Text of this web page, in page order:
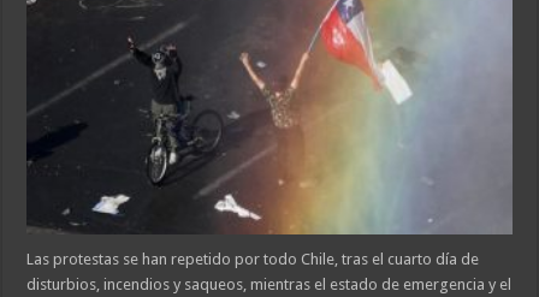
Las protestas se han repetido por todo Chile, tras el cuarto día de
disturbios, incendios y saqueos, mientras el estado de emergencia y el